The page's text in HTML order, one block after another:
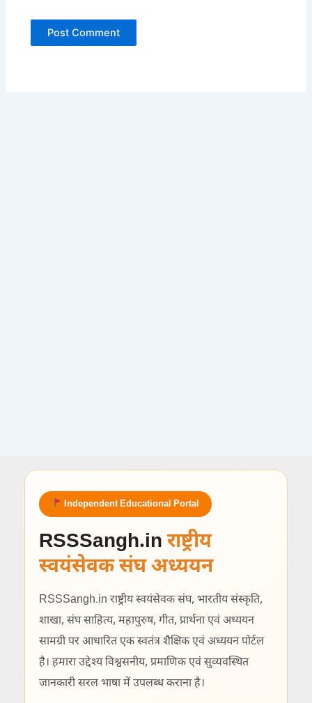
Independent Educational Portal
RSSSangh.in राष्ट्रीय
स्वयंसेवक संघ अध्ययन
RSSSangh.in राष्ट्रीय स्वयंसेवक संघ, भारतीय संस्कृति,
शाखा, संघ साहित्य, महापुरुष, गीत, प्रार्थना एवं अध्ययन
सामग्री पर आधारित एक स्वतंत्र शैक्षिक एवं अध्ययन पोर्टल
है। हमारा उद्देश्य विश्वसनीय, प्रमाणिक एवं सुव्यवस्थित
जानकारी सरल भाषा में उपलब्ध कराना है।